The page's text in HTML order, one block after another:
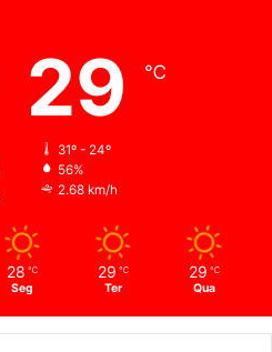
29 ℃
31º - 24º
56%
2.68 km/h
28 ℃
Seg
29 ℃
Ter
29 ℃
Qua